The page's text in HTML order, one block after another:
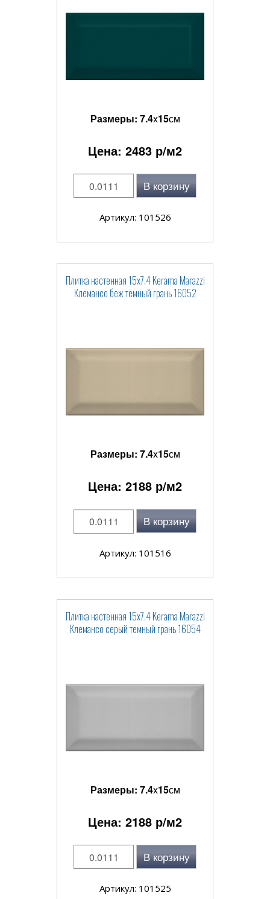
Размеры: 7.4x15см
Цена: 2483 р/м2
В корзину
Артикул: 101526
Плитка настенная 15x7.4 Kerama Marazzi
Клемансо беж тёмный грань 16052
Размеры: 7.4x15см
Цена: 2188 р/м2
В корзину
Артикул: 101516
Плитка настенная 15x7.4 Kerama Marazzi
Клемансо серый тёмный грань 16054
Размеры: 7.4x15см
Цена: 2188 р/м2
В корзину
Артикул: 101525